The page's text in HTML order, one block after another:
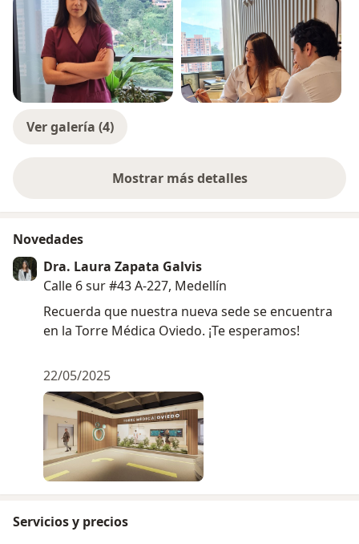
sintergética, reiki, cupping, meditación y/o
descodificación emocional.
Realizamos un plan de acción con estrategias,
suplementos, medicamentos y paraclínicos.
Las citas pueden realizarse en modalidad virtual o
presencial.
Ver galería (4)
Mostrar más detalles
sobre la experiencia
Novedades
Dra. Laura Zapata Galvis
Calle 6 sur #43 A-227, Medellín
Recuerda que nuestra nueva sede se encuentra
en la Torre Médica Oviedo. ¡Te esperamos!
22/05/2025
Servicios y precios